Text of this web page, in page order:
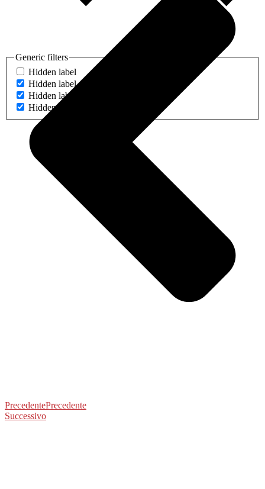
Generic filters
Hidden label
Hidden label
Hidden label
Hidden label
PrecedentePrecedente
Successivo